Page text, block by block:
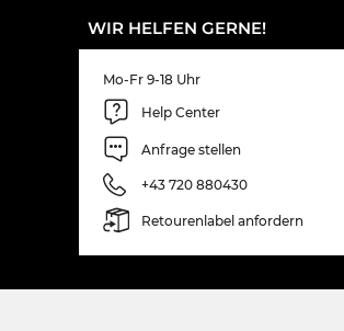
WIR HELFEN GERNE!
Mo-Fr 9-18 Uhr
Help Center
Anfrage stellen
+43 720 880430
Retourenlabel anfordern